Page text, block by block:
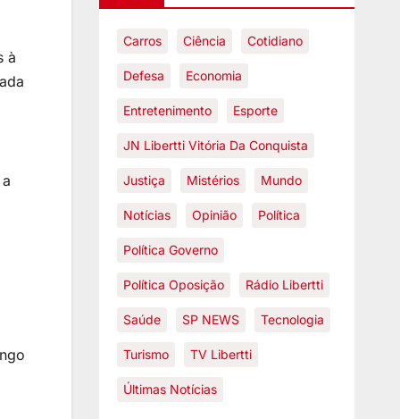
à
Carros Ciência Cotidiano
Defesa Economia
Entretenimento Esporte
JN Libertti Vitória Da Conquista
Justiça Mistérios Mundo
Notícias Opinião Política
Política Governo
Política Oposição Rádio Libertti
Saúde SP NEWS Tecnologia
Turismo TV Libertti
Últimas Notícias